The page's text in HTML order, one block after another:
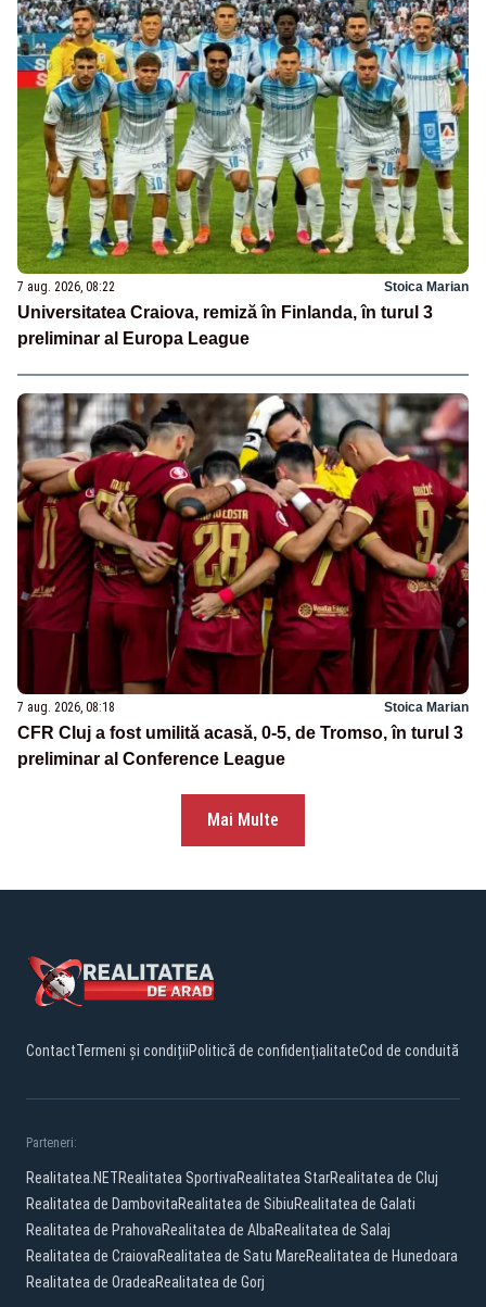
7 aug. 2026, 08:22 Stoica Marian
Universitatea Craiova, remiză în Finlanda, în turul 3
preliminar al Europa League
7 aug. 2026, 08:18 Stoica Marian
CFR Cluj a fost umilită acasă, 0-5, de Tromso, în turul 3
preliminar al Conference League
Mai Multe
ContactTermeni și condițiiPolitică de confidențialitateCod de conduită
Parteneri:
Realitatea.NETRealitatea SportivaRealitatea StarRealitatea de Cluj
Realitatea de DambovitaRealitatea de SibiuRealitatea de Galati
Realitatea de PrahovaRealitatea de AlbaRealitatea de Salaj
Realitatea de CraiovaRealitatea de Satu MareRealitatea de Hunedoara
Realitatea de OradeaRealitatea de Gorj